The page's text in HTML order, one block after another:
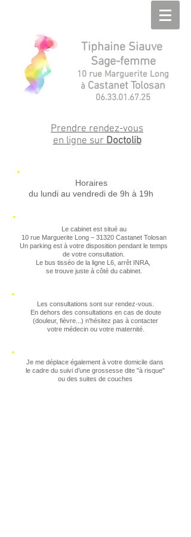
Tiphaine Siauve
Sage-femme
10 rue Marguerite Long
à Castanet Tolosan
06.33.01.67.25
Prendre rendez-vous
en ligne surDoctolib
Horaires
du lundi au vendredi de 9h à 19h
Le cabinet est situé au
10 rue Marguerite Long – 31320 Castanet Tolosan
Un parking est à votre disposition pendant le temps
de votre consultation.
Le bus tisséo de la ligne L6, arrêt INRA,
se trouve juste à côté du cabinet.
Les consultations sont sur rendez-vous.
En dehors des consultations en cas de doute
(douleur, fièvre...) n'hésitez pas à contacter
votre médecin ou votre maternité.
Je me déplace également à votre domicile dans
le cadre du suivi d’une grossesse dite "à risque"
ou des suites de couches